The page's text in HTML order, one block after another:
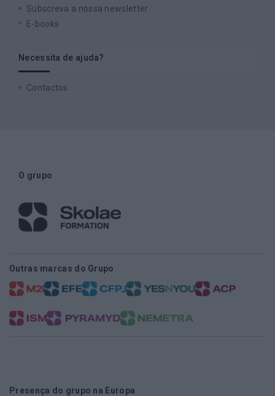
Subscreva a nossa newsletter
E-books
Necessita de ajuda?
Contactos
O grupo
Outras marcas do Grupo
Presença do grupo na Europa